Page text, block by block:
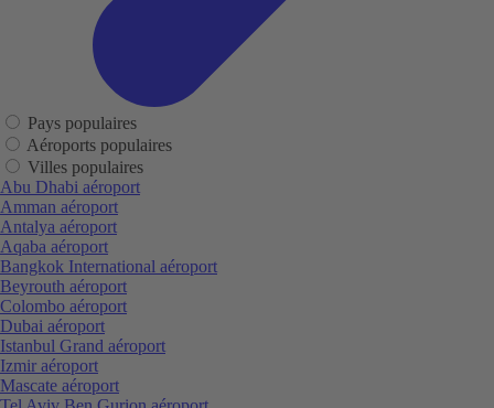
Pays populaires
Aéroports populaires
Villes populaires
Abu Dhabi aéroport
Amman aéroport
Antalya aéroport
Aqaba aéroport
Bangkok International aéroport
Beyrouth aéroport
Colombo aéroport
Dubai aéroport
Istanbul Grand aéroport
Izmir aéroport
Mascate aéroport